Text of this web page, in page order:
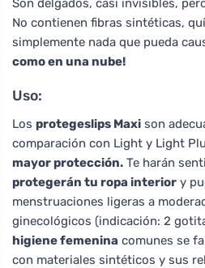
No contienen fibras sintéticas,
simplemente nada que pueda
como en una nube!
Uso:
Los protegeslips Maxi son
comparación con Light y Light
mayor protección. Te harán
protegerán tu ropa interior y
menstruaciones ligeras a
ginecológicos (indicación: 2
higiene femenina comunes se
con materiales sintéticos y sus